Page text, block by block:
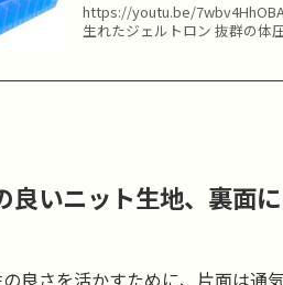
https://youtu.be/
生れたジェルトロン 抜群の体
良いニット生地、裏面
良さを活かすために、片面は通